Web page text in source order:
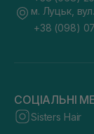
м. Луцьк,
+38 (098)
СОЦІАЛЬНІ
Sisters Hair